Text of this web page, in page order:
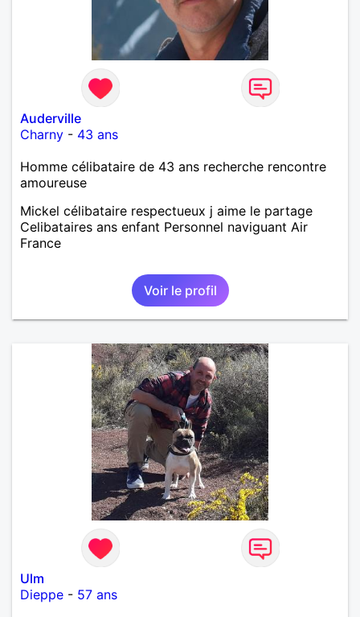
Auderville
Charny - 43 ans
Homme célibataire de 43 ans recherche rencontre
amoureuse
Mickel célibataire respectueux j aime le partage
Celibataires ans enfant Personnel naviguant Air
France
Voir le profil
Ulm
Dieppe - 57 ans